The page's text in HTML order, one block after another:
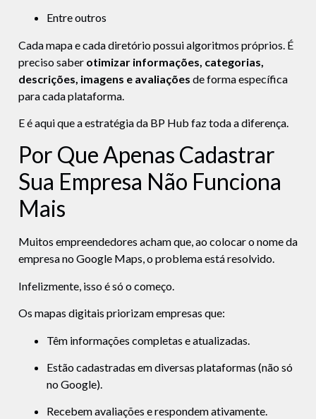
Entre outros
Cada mapa e cada diretório possui algoritmos próprios. É
preciso saber otimizar informações, categorias,
descrições, imagens e avaliações de forma específica
para cada plataforma.
E é aqui que a estratégia da BP Hub faz toda a diferença.
Por Que Apenas Cadastrar
Sua Empresa Não Funciona
Mais
Muitos empreendedores acham que, ao colocar o nome da
empresa no Google Maps, o problema está resolvido.
Infelizmente, isso é só o começo.
Os mapas digitais priorizam empresas que:
Têm informações completas e atualizadas.
Estão cadastradas em diversas plataformas (não só
no Google).
Recebem avaliações e respondem ativamente.